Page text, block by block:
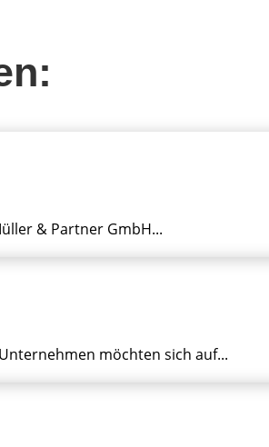
& Partner GmbH...
möchten sich auf...